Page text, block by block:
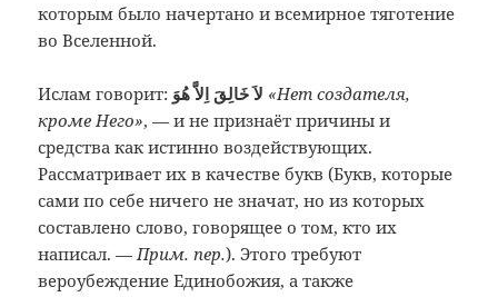
которым было начертано и всемирное тяготение
во Вселенной.
Ислам говорит: لاَ خَالِقَ اِلاَّ هُوَ «Нет создателя,
кроме Него», — и не признаёт причины и
средства как истинно воздействующих.
Рассматривает их в качестве букв (Букв, которые
сами по себе ничего не значат, но из которых
составлено слово, говорящее о том, кто их
написал. —Прим. пер.). Этого требуют
вероубеждение Единобожия, а также